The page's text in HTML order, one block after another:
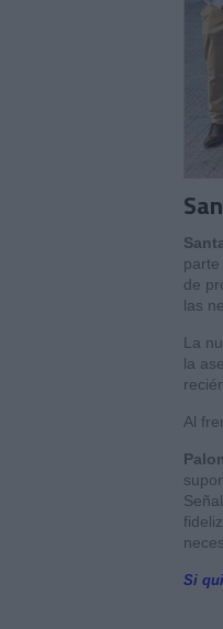
parte
de
las
La
la
Al
Si